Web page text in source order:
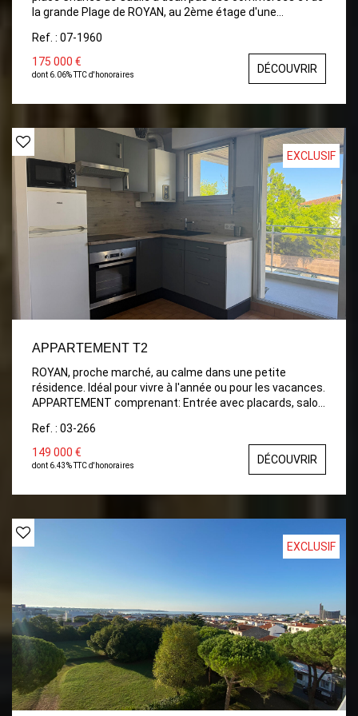
la grande Plage de ROYAN, au 2ème étage d'une
pièces d'environ 55m² à rénover, comprenant : Entrée,
pièce de vie lumineuse, cuisine indépendante avec coin
repas, dégagement avec placard, une grande chambre
Emplacement exceptionnel ! Chauffage central Gaz.
Ref. : 07-1960
175 000 €
dont 6.06% TTC d'honoraires DÉCOUVRIR
EXCLUSIF
APPARTEMENT T2
ROYAN, proche marché, au calme dans une petite
résidence. Idéal pour vivre à l'année ou pour les vacances.
APPARTEMENT comprenant: Entrée avec placards, salon
fenêtre, Chambre avec placards. Balcon Place de Parking
Ref. : 03-266
149 000 €
dont 6.43% TTC d'honoraires DÉCOUVRIR
EXCLUSIF